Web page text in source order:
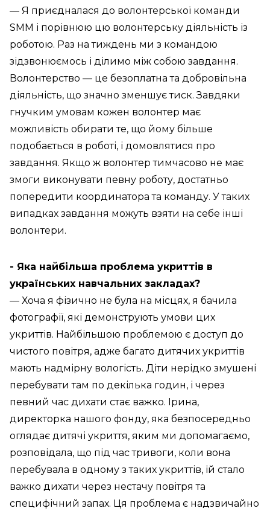
— Я приєдналася до волонтерської команди
SMM і порівнюю цю волонтерську діяльність із
роботою. Раз на тиждень ми з командою
зідзвонюємось і ділимо між собою завдання.
Волонтерство — це безоплатна та добровільна
діяльність, що значно зменшує тиск. Завдяки
гнучким умовам кожен волонтер має
можливість обирати те, що йому більше
подобається в роботі, і домовлятися про
завдання. Якщо ж волонтер тимчасово не має
змоги виконувати певну роботу, достатньо
попередити координатора та команду. У таких
випадках завдання можуть взяти на себе інші
волонтери.
- Яка найбільша проблема укриттів в
українських навчальних закладах?
— Хоча я фізично не була на місцях, я бачила
фотографії, які демонструють умови цих
укриттів. Найбільшою проблемою є доступ до
чистого повітря, адже багато дитячих укриттів
мають надмірну вологість. Діти нерідко змушені
перебувати там по декілька годин, і через
певний час дихати стає важко. Ірина,
директорка нашого фонду, яка безпосередньо
оглядає дитячі укриття, яким ми допомагаємо,
розповідала, що під час тривоги, коли вона
перебувала в одному з таких укриттів, їй стало
важко дихати через нестачу повітря та
специфічний запах. Ця проблема є надзвичайно